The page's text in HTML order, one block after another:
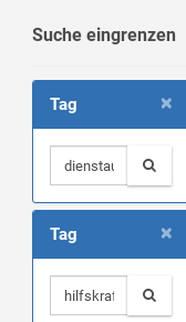
Suche eingrenzen
×
Tag
×
Tag